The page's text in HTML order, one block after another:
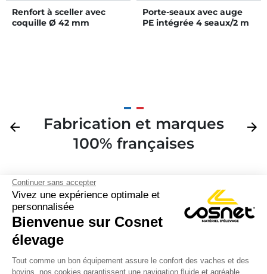
Continuer sans accepter
Vivez une expérience optimale et
personnalisée
Bienvenue sur Cosnet
élevage
Tout comme un bon équipement assure le confort des vaches et des
bovins, nos cookies garantissent une navigation fluide et agréable.
Renfort à sceller avec
coquille Ø 42 mm
Porte-seaux avec auge
PE intégrée 4 seaux/2 m
Précédent
arrow_back
Fabrication et marques
100% françaises
arrow_forward